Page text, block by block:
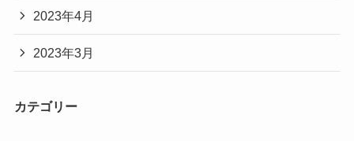
2023年4月
2023年3月
カテゴリー